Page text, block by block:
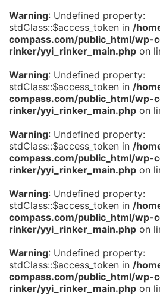
Warning: Undefined property:
stdClass::$access_token in /
compass.com/public_html/wp-
rinker/yyi_rinker_main.php on
Warning: Undefined property:
stdClass::$access_token in /
compass.com/public_html/wp-
rinker/yyi_rinker_main.php on
Warning: Undefined property:
stdClass::$access_token in /
compass.com/public_html/wp-
rinker/yyi_rinker_main.php on
Warning: Undefined property:
stdClass::$access_token in /
compass.com/public_html/wp-
rinker/yyi_rinker_main.php on
Warning: Undefined property:
stdClass::$access_token in /
compass.com/public_html/wp-
rinker/yyi_rinker_main.php on